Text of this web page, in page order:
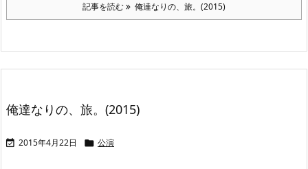
記事を読む 俺達なりの、旅。(2015)
俺達なりの、旅。(2015)
 2015年4月22日  公演